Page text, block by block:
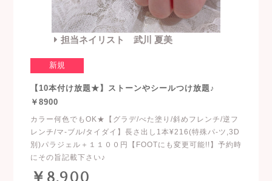
担当ネイリスト 武川 夏美
新規
【10本付け放題★】ストーンやシールつけ放題♪
￥8900
カラー何色でもOK★【グラデ/べた塗り/斜めフレンチ/逆フ
レンチ/マ-ブル/タイダイ】長さ出し1本¥216(特殊パ-ツ,3D
別)パラジェル＋１１００円【FOOTにも変更可能!!】予約時
にその旨記載下さい♪